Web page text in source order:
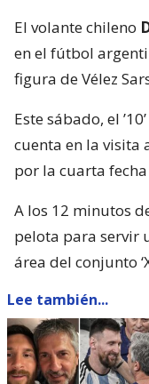
El volante chileno
en el fútbol
figura de Vélez
Este sábado, el
cuenta en la visita
por la cuarta
A los 12 minutos
pelota para servir
área del conjunto
Lee también...